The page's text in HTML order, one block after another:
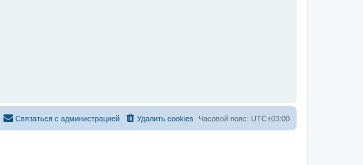
Часовой пояс: UTC+03:00
Удалить cookies
Связаться с администрацией